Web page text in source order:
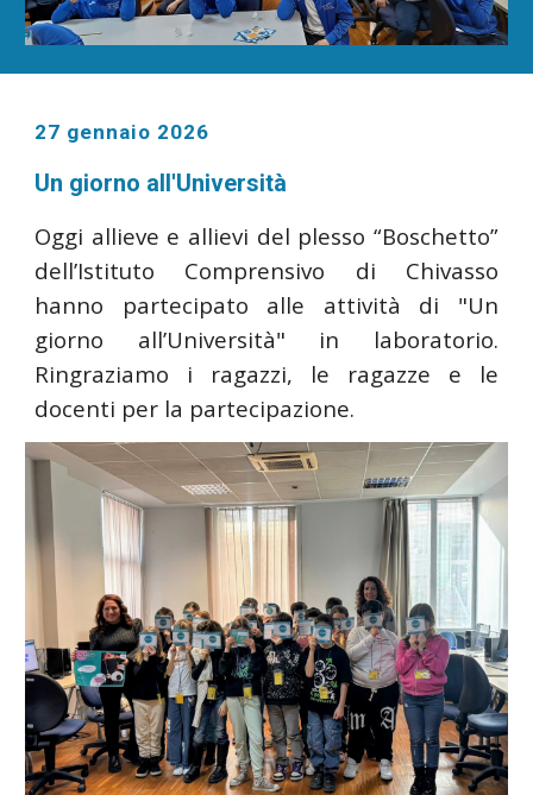
27 gennaio 2026
Un giorno all'Università
Oggi allieve e allievi del plesso “Boschetto”
dell’Istituto Comprensivo di Chivasso
hanno partecipato alle attività di "Un
giorno all’Università" in laboratorio.
Ringraziamo i ragazzi, le ragazze e le
docenti per la partecipazione.